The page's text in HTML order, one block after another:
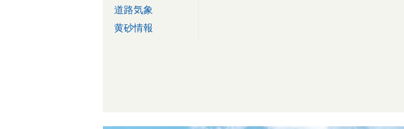
道路気象
黄砂情報